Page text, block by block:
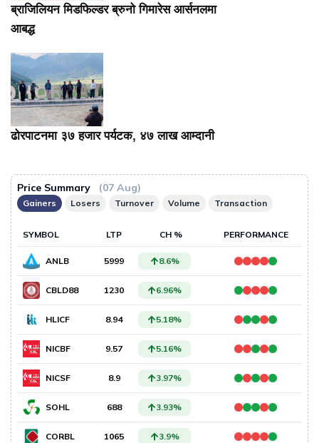
ब्राजिलियन मिडफिल्डर ब्रुनो गिमारेस आर्सनलमा
आबद्ध
ढोरपाटनमा ३७ हजार पर्यटक, ४७ लाख आम्दानी